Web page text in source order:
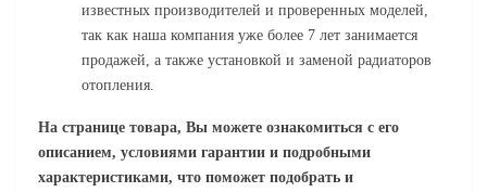
известных производителей и проверенных моделей,
так как наша компания уже более 7 лет занимается
продажей, а также установкой и заменой радиаторов
отопления.
На странице товара, Вы можете ознакомиться с его
описанием, условиями гарантии и подробными
характеристиками, что поможет подобрать и